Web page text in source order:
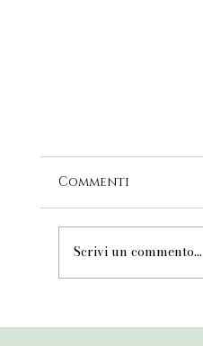
Commenti
Scrivi un commento...